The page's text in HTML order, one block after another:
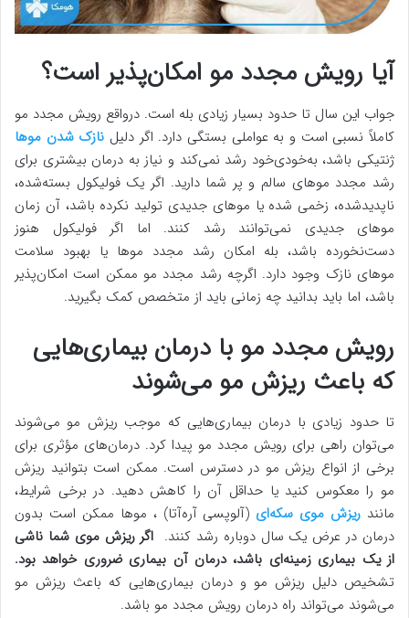
آیا رویش مجدد مو امکان‌پذیر است؟
جواب این سال تا حدود بسیار زیادی بله است. درواقع رویش مجدد مو
کاملاً نسبی است و به عواملی بستگی دارد. اگر دلیل نازک شدن موها
ژنتیکی باشد، به‌خودی‌خود رشد نمی‌کند و نیاز به درمان بیشتری برای
رشد مجدد موهای سالم و پر شما دارید. اگر یک فولیکول بسته‌شده،
ناپدیدشده، زخمی شده یا موهای جدیدی تولید نکرده باشد، آن زمان
موهای جدیدی نمی‌توانند رشد کنند. اما اگر فولیکول هنوز
دست‌نخورده باشد، بله امکان رشد مجدد موها یا بهبود سلامت
موهای نازک وجود دارد. اگرچه رشد مجدد مو ممکن است امکان‌پذیر
باشد، اما باید بدانید چه زمانی باید از متخصص کمک بگیرید.
رویش مجدد مو با درمان بیماری‌هایی
که باعث ریزش مو می‌شوند
تا حدود زیادی با درمان بیماری‌هایی که موجب ریزش مو می‌شوند
می‌توان راهی برای رویش مجدد مو پیدا کرد. درمان‌های مؤثری برای
برخی از انواع ریزش مو در دسترس است. ممکن است بتوانید ریزش
مو را معکوس کنید یا حداقل آن را کاهش دهید. در برخی شرایط،
مانند ریزش موی سکه‌ای (آلوپسی آره‌آتا) ، موها ممکن است بدون
درمان در عرض یک سال دوباره رشد کنند. اگر ریزش موی شما ناشی
از یک بیماری زمینه‌ای باشد، درمان آن بیماری ضروری خواهد بود.
تشخیص دلیل ریزش مو و درمان بیماری‌هایی که باعث ریزش مو
می‌شوند می‌تواند راه درمان رویش مجدد مو باشد.